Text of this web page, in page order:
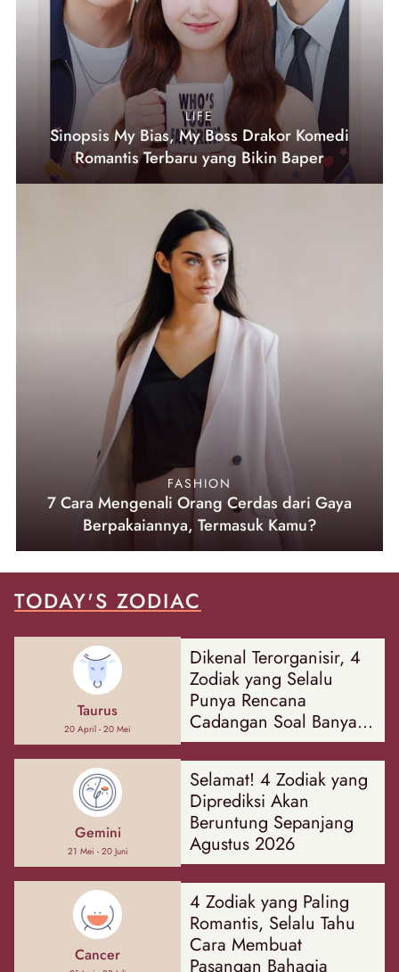
LIFE
Sinopsis My Bias, My Boss Drakor Komedi
Romantis Terbaru yang Bikin Baper
FASHION
7 Cara Mengenali Orang Cerdas dari Gaya
Berpakaiannya, Termasuk Kamu?
TODAY'S ZODIAC
Taurus
20 April - 20 Mei
Dikenal Terorganisir, 4
Zodiak yang Selalu
Punya Rencana
Cadangan Soal Banyak
Hal
Gemini
21 Mei - 20 Juni
Selamat! 4 Zodiak yang
Diprediksi Akan
Beruntung Sepanjang
Agustus 2026
Cancer
4 Zodiak yang Paling
Romantis, Selalu Tahu
Cara Membuat
Pasangan Bahagia